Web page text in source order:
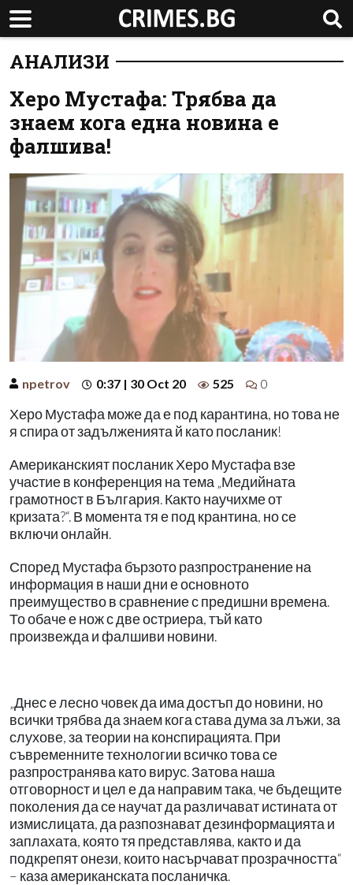
АНАЛИЗИ
Херо Мустафа: Трябва да
знаем кога една новина е
фалшива!
npetrov 0:37 | 30 Oct 20 525 0
Херо Мустафа може да е под карантина, но това не
я спира от задълженията й като посланик!
Американският посланик Херо Мустафа взе
участие в конференция на тема „Медийната
грамотност в България. Както научихме от
кризата?“. В момента тя е под крантина, но се
включи онлайн.
Според Мустафа бързото разпространение на
информация в наши дни е основното
преимущество в сравнение с предишни времена.
То обаче е нож с две остриера, тъй като
произвежда и фалшиви новини.
„Днес е лесно човек да има достъп до новини, но
всички трябва да знаем кога става дума за лъжи, за
слухове, за теории на конспирацията. При
съвременните технологии всичко това се
разпространява като вирус. Затова наша
отговорност и цел е да направим така, че бъдещите
поколения да се научат да различават истината от
измислицата, да разпознават дезинформацията и
заплахата, която тя представлява, както и да
подкрепят онези, които насърчават прозрачността“
– каза американската посланичка.